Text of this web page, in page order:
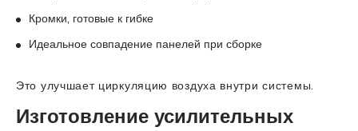
Кромки, готовые к гибке
Идеальное совпадение панелей при сборке
Это улучшает циркуляцию воздуха внутри системы.
Изготовление усилительных